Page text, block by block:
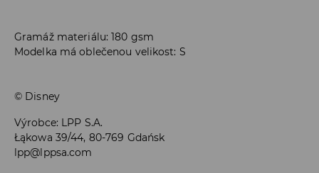
Gramáž materiálu: 180 gsm
Modelka má oblečenou velikost: S
© Disney
Výrobce: LPP S.A.
Łąkowa 39/44, 80-769 Gdańsk
lpp@lppsa.com